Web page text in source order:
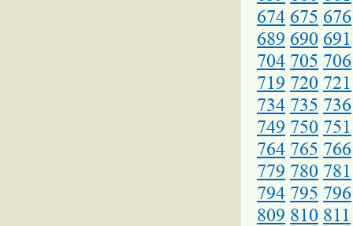
674 675 676
689 690 691
704 705 706
719 720 721
734 735 736
749 750 751
764 765 766
779 780 781
794 795 796
809 810 811